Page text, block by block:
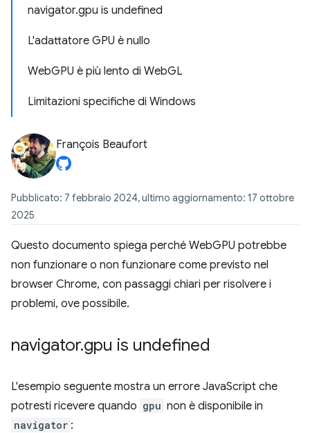
navigator.gpu is undefined
L'adattatore GPU è nullo
WebGPU è più lento di WebGL
Limitazioni specifiche di Windows
François Beaufort
Pubblicato: 7 febbraio 2024, ultimo aggiornamento: 17 ottobre
2025
Questo documento spiega perché WebGPU potrebbe
non funzionare o non funzionare come previsto nel
browser Chrome, con passaggi chiari per risolvere i
problemi, ove possibile.
navigator.gpu is undefined
L'esempio seguente mostra un errore JavaScript che
potresti ricevere quando gpu non è disponibile in
navigator :